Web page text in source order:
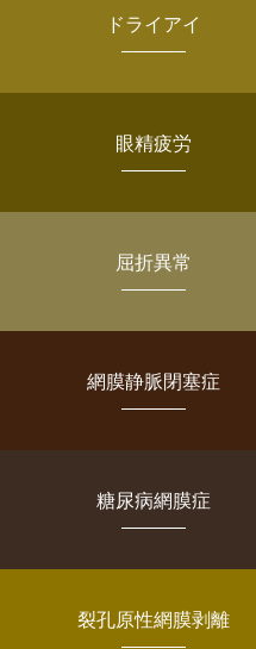
ドライアイ
眼精疲労
屈折異常
網膜静脈閉塞症
糖尿病網膜症
裂孔原性網膜剥離